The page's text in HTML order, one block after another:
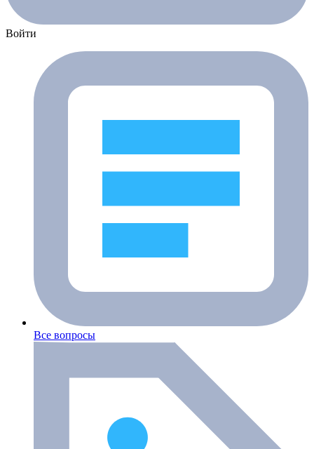
Войти
Все вопросы